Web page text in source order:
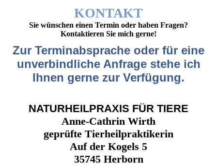
KONTAKT
Sie wünschen einen Termin oder haben Fragen?
Kontaktieren Sie mich gerne!
Zur Terminabsprache oder für eine
unverbindliche Anfrage stehe ich
Ihnen gerne zur Verfügung.
NATURHEILPRAXIS FÜR TIERE
Anne-Cathrin Wirth
geprüfte Tierheilpraktikerin
Auf der Kogels 5
35745 Herborn